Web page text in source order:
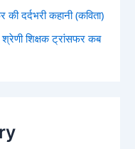
दर्दभरी कहानी (कविता)
शिक्षक ट्रांसफर कब